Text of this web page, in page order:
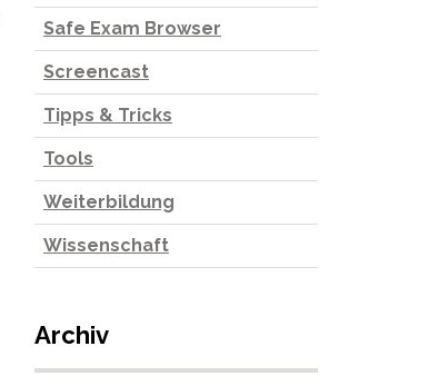
Safe Exam Browser
Screencast
Tipps & Tricks
Tools
Weiterbildung
Wissenschaft
Archiv